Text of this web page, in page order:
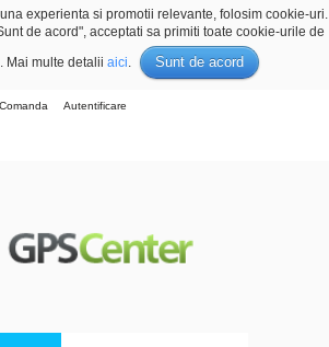
experienta si promotii relevante, folosim cookie-uri.
de acord", acceptati sa primiti toate cookie-urile de
Mai multe detalii aici. Sunt de acord
Comanda Autentificare